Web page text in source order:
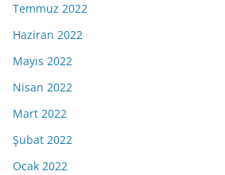
Temmuz 2022
Haziran 2022
Mayıs 2022
Nisan 2022
Mart 2022
Şubat 2022
Ocak 2022